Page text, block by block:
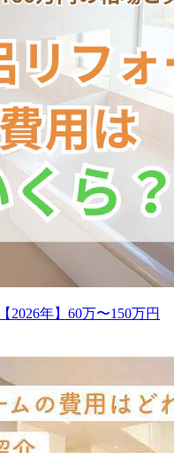
2026年】60万〜150万円